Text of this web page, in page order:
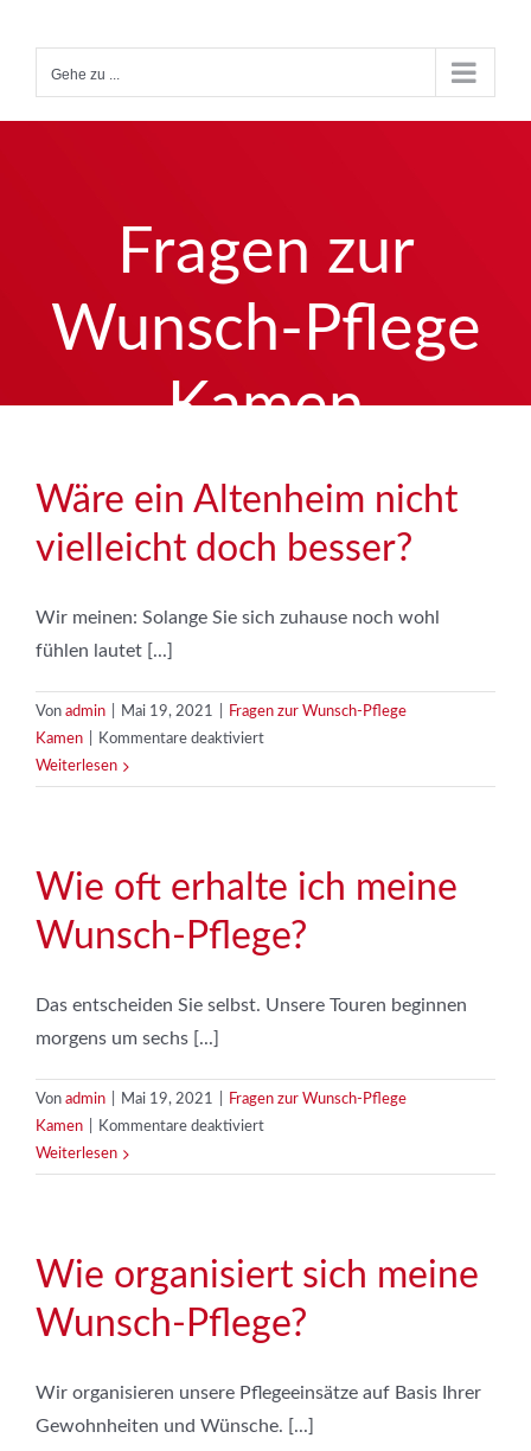
Inhalt
springenGehe zu ...
Fragen zur
Wunsch-Pflege
Kamen
Wäre ein Altenheim nicht
vielleicht doch besser?
Wir meinen: Solange Sie sich zuhause noch wohl
fühlen lautet [...]
Von admin Mai 19, 2021
Fragen zur Wunsch-Pflege
Kamen
Kommentare deaktiviertfür
ein
vielleicht
doch
besser?
Weiterlesen
Wie oft erhalte ich meine
Wunsch-Pflege?
Das entscheiden Sie selbst. Unsere Touren beginnen
morgens um sechs [...]
Von admin Mai 19, 2021
Fragen zur Wunsch-Pflege
Kamen
Kommentare deaktiviertfür
oft
meine
Wunsch-
Pflege?
Weiterlesen
Wie organisiert sich meine
Wunsch-Pflege?
Wir organisieren unsere Pflegeeinsätze auf Basis Ihrer
Gewohnheiten und Wünsche. [...]